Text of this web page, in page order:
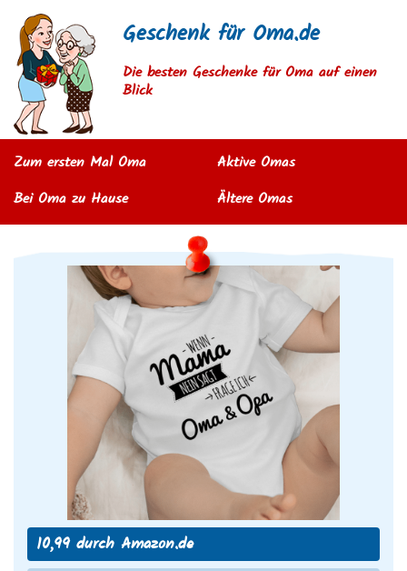
Geschenk für Oma.de
Die besten Geschenke für Oma auf einen
Blick
Zum ersten Mal Oma
Aktive Omas
Bei Oma zu Hause
Ältere Omas
10,99 durch Amazon.de